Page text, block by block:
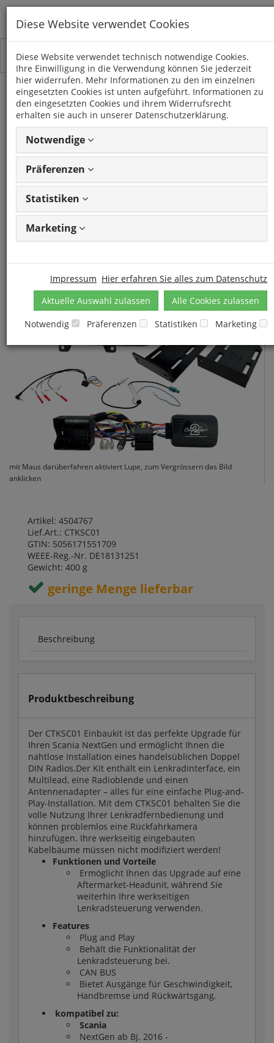
Toggle
navigation
Kategorien
C2 Einbaukit mit
Lenkradadapter SCANIA
NextGen ab 2016
Frage zum Produkt stellen
mit Maus darüberfahren aktiviert Lupe, zum Vergrössern das Bild
anklicken
Artikel: 4504767
Lief.Art.: CTKSC01
GTIN: 5056171551709
WEEE-Reg.-Nr. DE18131251
Gewicht: 400 g
geringe Menge lieferbar
Beschreibung
Produktbeschreibung
Der CTKSC01 Einbaukit ist das perfekte Upgrade für
Ihren Scania NextGen und ermöglicht Ihnen die
nahtlose Installation eines handelsüblichen Doppel
DIN Radios.Der Kit enthält ein Lenkradinterface, ein
Multilead, eine Radioblende und einen
Antennenadapter – alles für eine einfache Plug-and-
Play-Installation. Mit dem CTKSC01 behalten Sie die
volle Nutzung Ihrer Lenkradfernbedienung und
können problemlos eine Rückfahrkamera
hinzufügen. Ihre werkseitig eingebauten
Kabelbäume müssen nicht modifiziert werden!
Funktionen und Vorteile
Ermöglicht Ihnen das Upgrade auf eine
Aftermarket-Headunit, während Sie
weiterhin Ihre werkseitigen
Lenkradsteuerung verwenden.
Features
Plug and Play
Behält die Funktionalität der
Lenkradsteuerung bei.
CAN BUS
Bietet Ausgänge für Geschwindigkeit,
Handbremse und Rückwärtsgang.
kompatibel zu:
Scania
NextGen ab Bj. 2016 -
Diese Website verwendet Cookies
Diese Website verwendet technisch notwendige Cookies.
Ihre Einwilligung in die Verwendung können Sie jederzeit
hier widerrufen. Mehr Informationen zu den im einzelnen
eingesetzten Cookies ist unten aufgeführt. Informationen zu
den eingesetzten Cookies und ihrem Widerrufsrecht
erhalten sie auch in unserer Datenschutzerklärung.
Notwendige
Präferenzen
Statistiken
Marketing
Impressum Hier erfahren Sie alles zum Datenschutz
Aktuelle Auswahl zulassen
Alle Cookies zulassen
Notwendig
Präferenzen Statistiken Marketing